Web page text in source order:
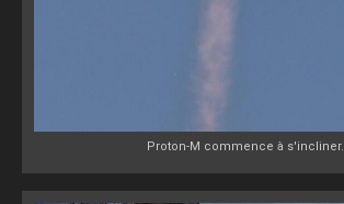
Proton-M commence à s'incliner.